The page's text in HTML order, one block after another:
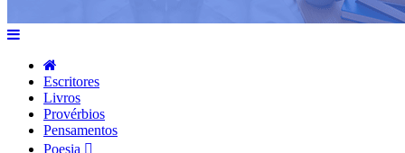
Escritores
Livros
Provérbios
Pensamentos
Poesia